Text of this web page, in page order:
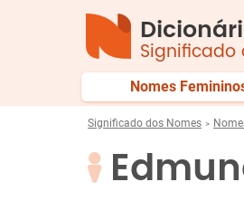
Significado
Nomes
Significado dos Nomes